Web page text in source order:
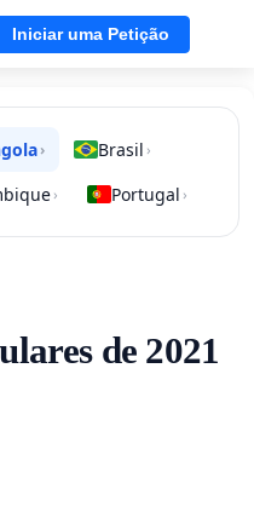
Iniciar uma Petição
› Brasil ›
› Portugal ›
de 2021